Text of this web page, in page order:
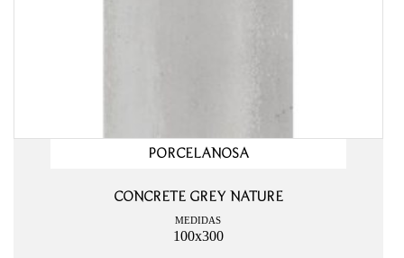
PORCELANOSA
CONCRETE GREY NATURE
MEDIDAS
100x300